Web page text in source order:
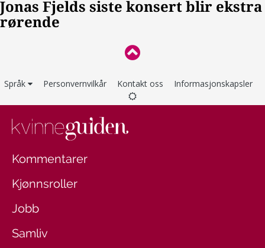
Språk Personvernvilkår Kontakt oss Informasjonskapsler
Kommentarer
Kjønnsroller
Jobb
Samliv